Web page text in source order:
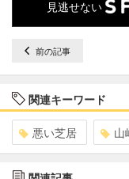
見逃せない
前の記事
関連キーワード
悪い芝居 山